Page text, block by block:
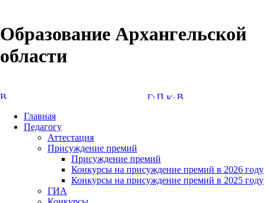
Образование Архангельской
области
Главная
Педагогу
Аттестация
Присуждение премий
Присуждение премий
Конкурсы на присуждение премий в 2026 году
Конкурсы на присуждение премий в 2025 году
ГИА